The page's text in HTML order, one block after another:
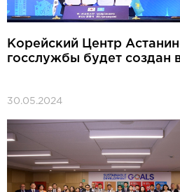
Корейский Центр
госслужбы будет создан
30.05.2024